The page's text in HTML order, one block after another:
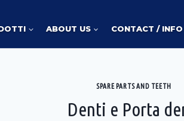
ABOUT US CONTACT / INFO
SPARE PARTS AND TEETH
Denti e Porta